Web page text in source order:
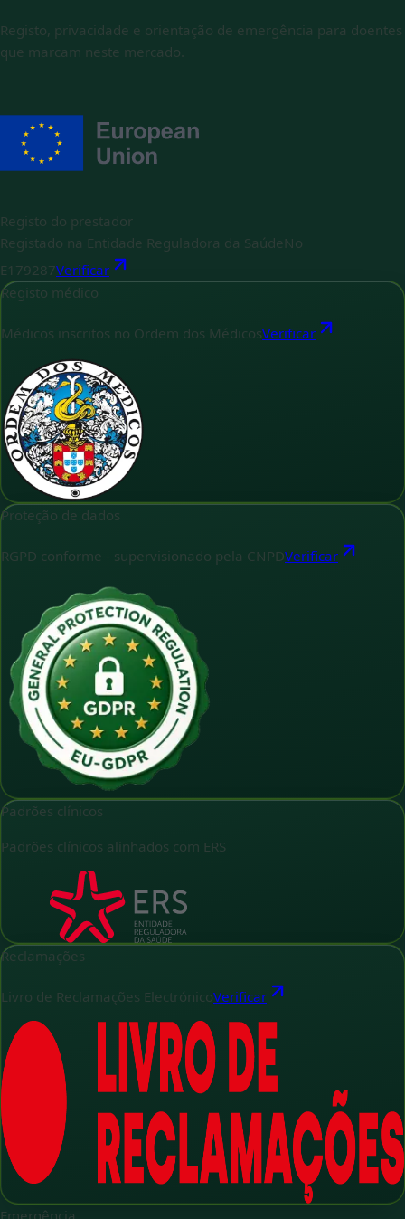
Registo, privacidade e orientação de emergência para doentes
que marcam neste mercado.
Registo do prestador
Registado na Entidade Reguladora da Saúde No
E179287Verificar
Registo médico
Médicos inscritos no Ordem dos MédicosVerificar
Proteção de dados
RGPD conforme - supervisionado pela CNPDVerificar
Padrões clínicos
Padrões clínicos alinhados com ERS
Reclamações
Livro de Reclamações ElectrónicoVerificar